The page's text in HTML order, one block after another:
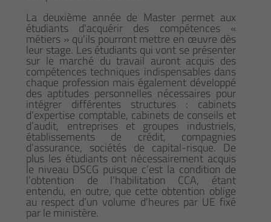
La deuxième année de Master permet aux
étudiants d'acquérir des compétences «
métiers » qu'ils pourront mettre en œuvre dès
leur stage. Les étudiants qui vont se présenter
sur le marché du travail auront acquis des
compétences techniques indispensables dans
chaque profession mais également développé
des aptitudes personnelles nécessaires pour
intégrer différentes structures : cabinets
d’expertise comptable, cabinets de conseils et
d’audit, entreprises et groupes industriels,
établissements de crédit, compagnies
d’assurance, sociétés de capital-risque. De
plus les étudiants ont nécessairement acquis
le niveau DSCG puisque c’est la condition de
l’obtention de l’habilitation CCA, étant
entendu, en outre, que cette obtention oblige
au respect d’un volume d'heures par UE fixé
par le ministère.